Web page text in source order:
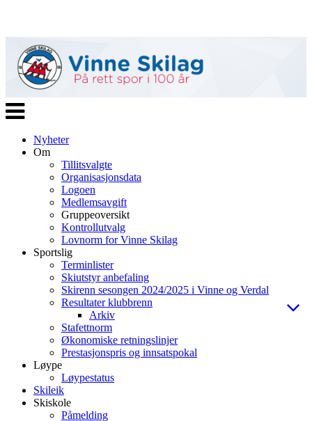
Veksle
navigasjon
Nyheter
Om
Tillitsvalgte
Organisasjonsdata
Logoen
Medlemsavgift
Gruppeoversikt
Kontrollutvalg
Lovnorm for Vinne Skilag
Sportslig
Terminlister
Skiutstyr anbefaling
Skirenn sesongen 2024/2025 i Vinne og Verdal
Resultater klubbrenn
Arkiv
Stafettnorm
Økonomiske retningslinjer
Prestasjonspris og innsatspokal
Løype
Løypestatus
Skileik
Skiskole
Påmelding